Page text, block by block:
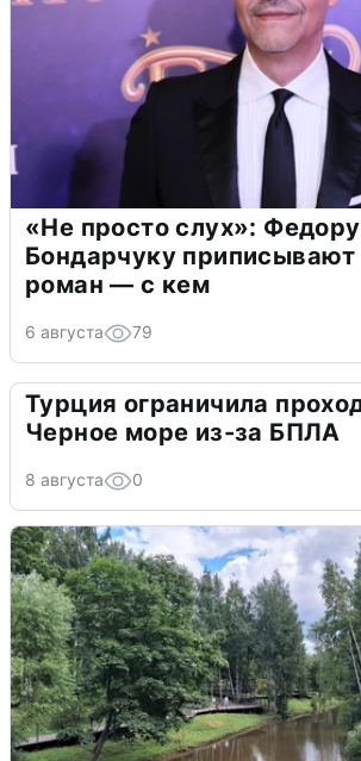
«Не просто слух»: Федору
Бондарчуку
роман — с кем
6 августа 79
Турция ограничила
Черное море из-за БПЛА
8 августа 0